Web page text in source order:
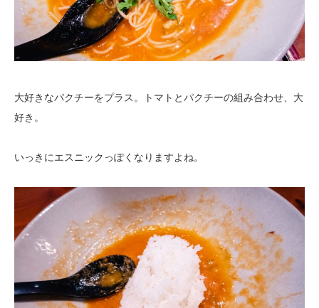
大好きなパクチーをプラス。トマトとパクチーの組み合わせ、大
好き。
いっきにエスニックっぽくなりますよね。